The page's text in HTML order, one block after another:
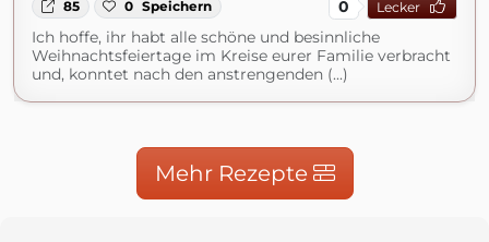
85 0 Speichern 0 Lecker
Ich hoffe, ihr habt alle schöne und besinnliche
Weihnachtsfeiertage im Kreise eurer Familie verbracht
und, konntet nach den anstrengenden (...)
Mehr Rezepte